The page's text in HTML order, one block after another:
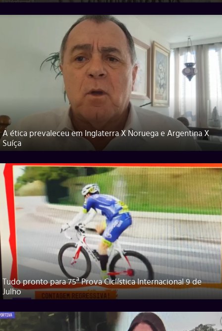
A ética prevaleceu em Inglaterra X Noruega e Argentina X
Suíça
Tudo pronto para 75ª Prova Ciclística Internacional 9 de
Julho